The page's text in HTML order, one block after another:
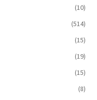
(10)
(514)
(15)
(19)
(15)
(8)